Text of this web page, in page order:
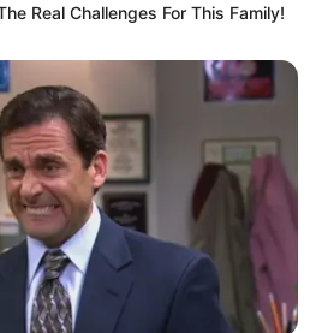
Real Challenges For This Family!